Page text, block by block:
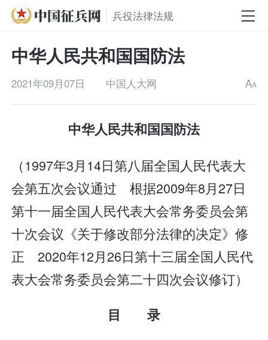
兵役法律法规
中华人民共和国国防法
2021年09月07日 中国人大网 AA
中华人民共和国国防法
（1997年3月14日第八届全国人民代表大
会第五次会议通过 根据2009年8月27日
第十一届全国人民代表大会常务委员会第
十次会议《关于修改部分法律的决定》修
正 2020年12月26日第十三届全国人民代
表大会常务委员会第二十四次会议修订）
目 录